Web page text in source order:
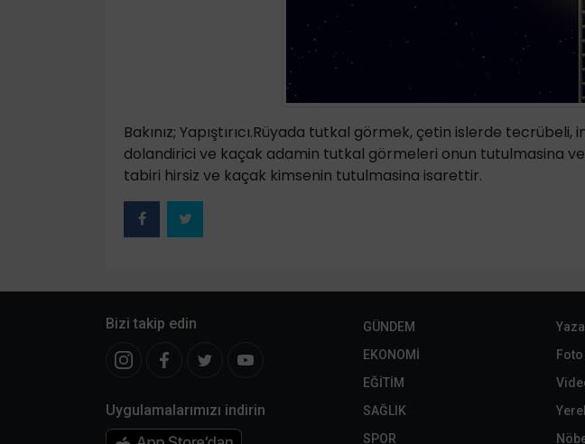
Bakınız; Yapıştırıcı.Rüyada tutkal görmek, çetin islerde
dolandirici ve kaçak adamin tutkal görmeleri onun tutulmasina
tabiri hirsiz ve kaçak kimsenin tutulmasina isarettir.
Bizi takip edin
Uygulamalarımızı indirin
GÜNDEM
EKONOMİ
EĞİTİM
SAĞLIK
SPOR